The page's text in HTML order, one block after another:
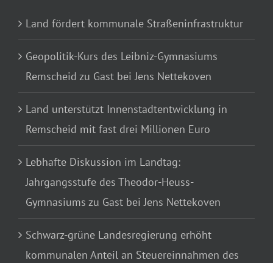
Land fördert kommunale Straßeninfrastruktur
Geopolitik-Kurs des Leibniz-Gymnasiums
Remscheid zu Gast bei Jens Nettekoven
Land unterstützt Innenstadtentwicklung in
Remscheid mit fast drei Millionen Euro
Lebhafte Diskussion im Landtag:
Jahrgangsstufe des Theodor-Heuss-
Gymnasiums zu Gast bei Jens Nettekoven
Schwarz-grüne Landesregierung erhöht
kommunalen Anteil an Steuereinnahmen des